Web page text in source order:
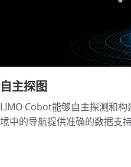
自主探图
LIMO Cobot能够自主探测和
境中的导航提供准确的数据支持